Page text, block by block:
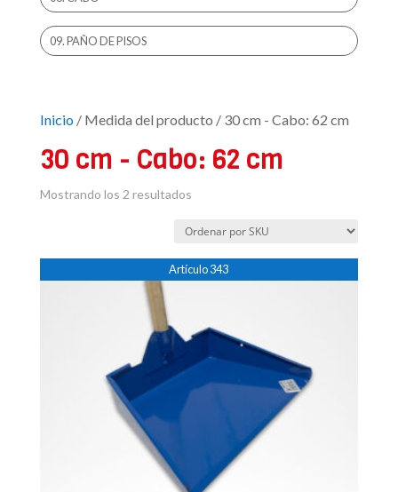
Inicio/ Medida del producto / 30 cm - Cabo: 62 cm
30 cm - Cabo: 62 cm
Mostrando los 2 resultados
Artículo 343
09. PAÑO DE PISOS